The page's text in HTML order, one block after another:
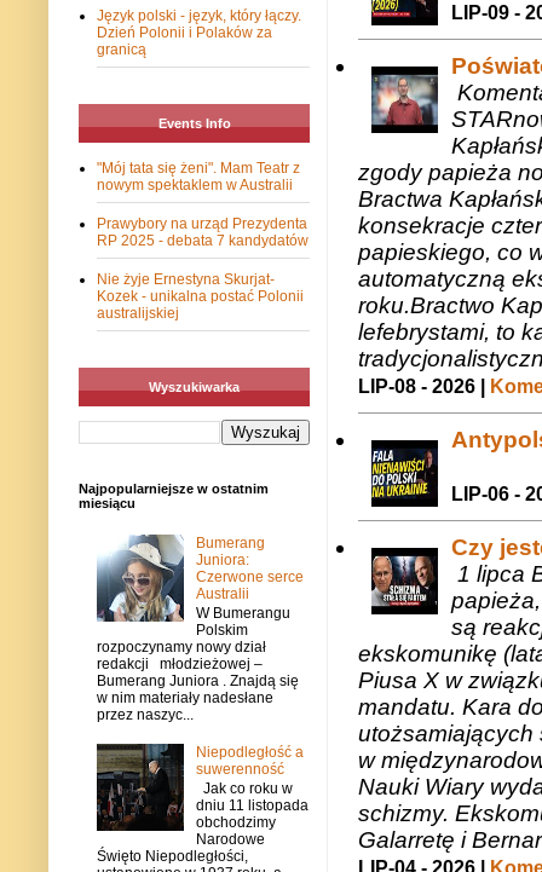
LIP-09 -
zgody papieża
Bractwa
konsekracje
papieskiego, co
automatyczną
roku.Bractwo
lefebrystami, to
LIP-08 - 2026 |
LIP-06 -
Czy
1 lipca
są
ekskomunikę
Piusa X w
mandatu. Kara
utożsamiających
w
Nauki Wiary
schizmy.
Galarretę i
LIP-04 - 2026 |
Język polski - język, który łączy.
Dzień Polonii i Polaków za
granicą
Events Info
"Mój tata się żeni". Mam Teatr z
nowym spektaklem w Australii
Prawybory na urząd Prezydenta
RP 2025 - debata 7 kandydatów
Nie żyje Ernestyna Skurjat-
Kozek - unikalna postać Polonii
australijskiej
Wyszukiwarka
Najpopularniejsze w ostatnim
miesiącu
Bumerang
Juniora:
Czerwone serce
Australii
W Bumerangu
Polskim
rozpoczynamy nowy dział
redakcji młodzieżowej –
Bumerang Juniora . Znajdą się
w nim materiały nadesłane
przez naszyc...
Niepodległość a
suwerenność
Jak co roku w
dniu 11 listopada
obchodzimy
Narodowe
Święto Niepodległości,